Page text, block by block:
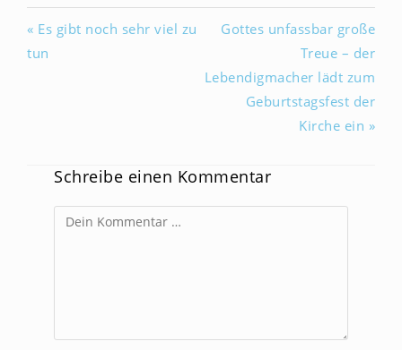
« Es gibt noch sehr viel zu
tun
Gottes unfassbar große
Treue – der
Lebendigmacher lädt zum
Geburtstagsfest der
Kirche ein »
Schreibe einen Kommentar
Kommentar